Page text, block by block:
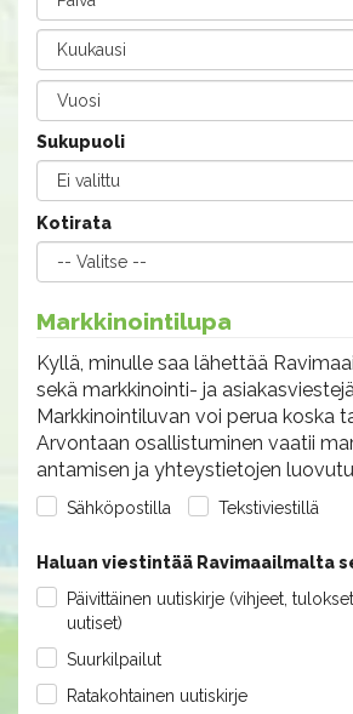
Sukupuoli
Kotirata
Markkinointilupa
Kyllä, minulle saa lähettää
sekä markkinointi- ja
Markkinointiluvan voi perua koska
Arvontaan osallistuminen vaatii
antamisen ja yhteystietojen
Sähköpostilla Tekstiviestillä
Haluan viestintää Ravimaailmalta
Päivittäinen uutiskirje (vihjeet,
uutiset)
Suurkilpailut
Ratakohtainen uutiskirje